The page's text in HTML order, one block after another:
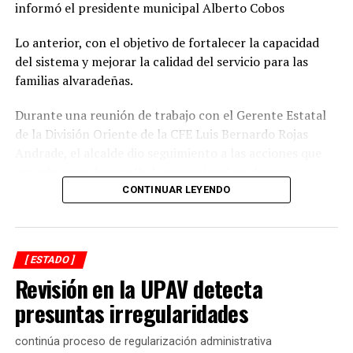
informó el presidente municipal Alberto Cobos
Lo anterior, con el objetivo de fortalecer la capacidad
del sistema y mejorar la calidad del servicio para las
familias alvaradeñas.
Durante una reunión de trabajo con el Gerente Estatal
de la División Oriente de la CFE Luis Bernardo Rojas
comunidades, colonias y la zona centro de la
mantenimiento, modernización y fortalecimiento de la
red eléctrica.
En ese sentido, el representante de CFE informó que las
interrupciones programadas en el suministro de energía
registradas en los últimos días obedecen a maniobras
técnicas indispensables para la ejecución de estas obras,
CONTINUAR LEYENDO
[ ESTADO ]
Revisión en la UPAV detecta
presuntas irregularidades
continúa proceso de regularización administrativa